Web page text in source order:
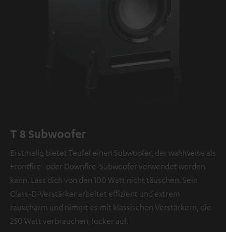
T 8 Subwoofer
Erstmalig bietet Teufel einen Subwoofer, der wahlweise als
Frontfire- oder Downfire-Subwoofer verwendet werden
kann. Lass dich von den 100 Watt nicht täuschen. Sein
Class-D-Verstärker arbeitet effizient und extrem
rauscharm und nimmt es mit klassischen Verstärkern, die
250 Watt verbrauchen, locker auf.